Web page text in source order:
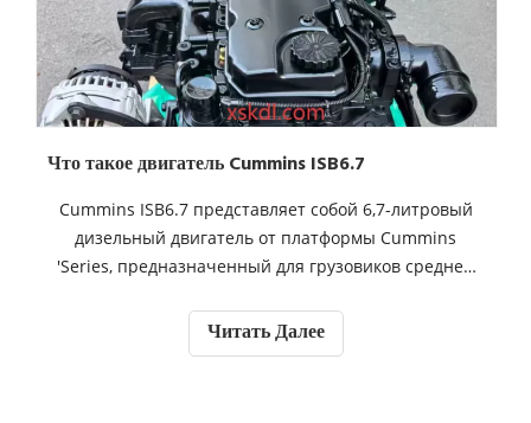
Что такое двигатель Cummins ISB6.7
Cummins ISB6.7 представляет собой 6,7-литровый
дизельный двигатель от платформы Cummins
'Series, предназначенный для грузовиков средней
средств и других коммерческих приложений.
Ключевые функции включают: ‌ Диапазон силы:
Читать Далее